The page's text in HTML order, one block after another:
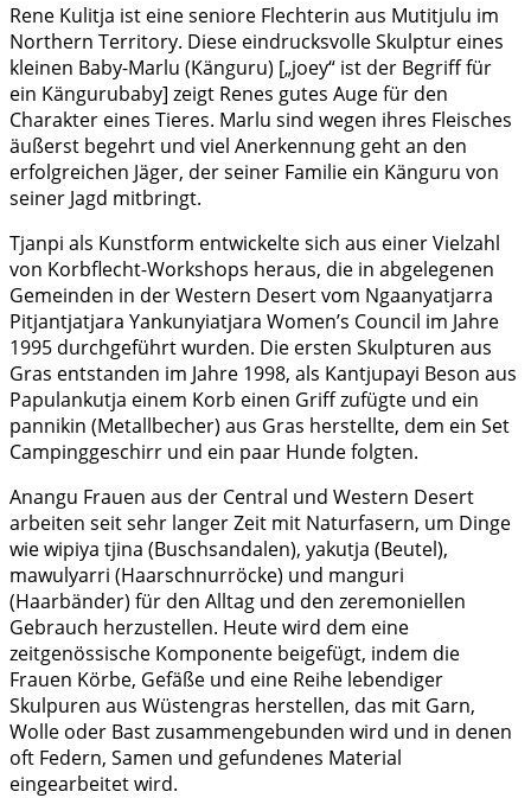
Rene Kulitja ist eine seniore Flechterin aus Mutitjulu im
Northern Territory. Diese eindrucksvolle Skulptur eines
kleinen Baby-Marlu (Känguru) [„joey“ ist der Begriff für
ein Kängurubaby] zeigt Renes gutes Auge für den
Charakter eines Tieres. Marlu sind wegen ihres Fleisches
äußerst begehrt und viel Anerkennung geht an den
erfolgreichen Jäger, der seiner Familie ein Känguru von
seiner Jagd mitbringt.
Tjanpi als Kunstform entwickelte sich aus einer Vielzahl
von Korbflecht-Workshops heraus, die in abgelegenen
Gemeinden in der Western Desert vom Ngaanyatjarra
Pitjantjatjara Yankunyiatjara Women’s Council im Jahre
1995 durchgeführt wurden. Die ersten Skulpturen aus
Gras entstanden im Jahre 1998, als Kantjupayi Beson aus
Papulankutja einem Korb einen Griff zufügte und ein
pannikin (Metallbecher) aus Gras herstellte, dem ein Set
Campinggeschirr und ein paar Hunde folgten.
Anangu Frauen aus der Central und Western Desert
arbeiten seit sehr langer Zeit mit Naturfasern, um Dinge
wie wipiya tjina (Buschsandalen), yakutja (Beutel),
mawulyarri (Haarschnurröcke) und manguri
(Haarbänder) für den Alltag und den zeremoniellen
Gebrauch herzustellen. Heute wird dem eine
zeitgenössische Komponente beigefügt, indem die
Frauen Körbe, Gefäße und eine Reihe lebendiger
Skulpuren aus Wüstengras herstellen, das mit Garn,
Wolle oder Bast zusammengebunden wird und in denen
oft Federn, Samen und gefundenes Material
eingearbeitet wird.